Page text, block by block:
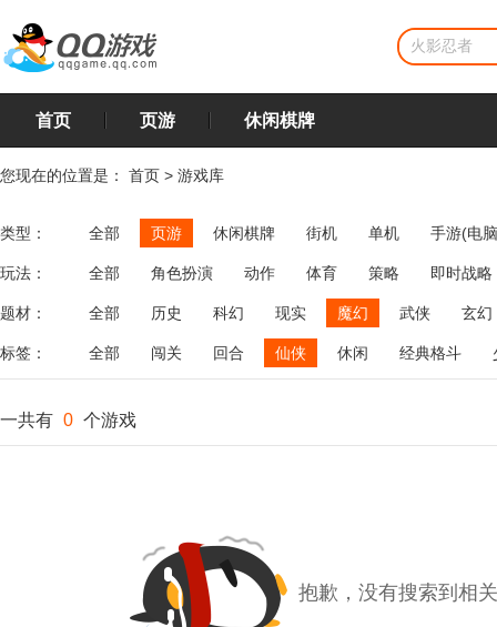
首页 页游 休闲棋牌
您现在的位置是： 首页 > 游戏库
类型： 全部 页游 休闲棋牌 街机 单机 手游(电
玩法： 全部 角色扮演 动作 体育 策略
即时战略
飞行
恋爱 第三人称射击 棋类 牌类 麻将
题材： 全部 历史 科幻 现实 魔幻 武侠 玄幻
标签： 全部 闯关 回合 仙侠 休闲 经典格斗
一共有 0 个游戏
抱歉，没有搜索到相